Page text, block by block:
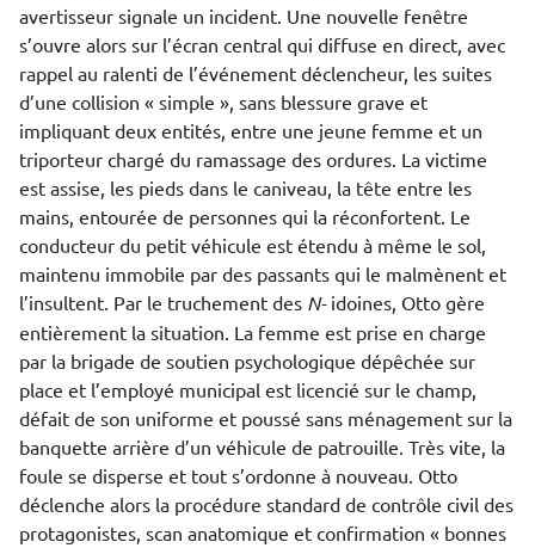
avertisseur signale un incident. Une nouvelle fenêtre
s’ouvre alors sur l’écran central qui diffuse en direct, avec
rappel au ralenti de l’événement déclencheur, les suites
d’une collision « simple », sans blessure grave et
impliquant deux entités, entre une jeune femme et un
triporteur chargé du ramassage des ordures. La victime
est assise, les pieds dans le caniveau, la tête entre les
mains, entourée de personnes qui la réconfortent. Le
conducteur du petit véhicule est étendu à même le sol,
maintenu immobile par des passants qui le malmènent et
l’insultent. Par le truchement des N-idoines, Otto gère
entièrement la situation. La femme est prise en charge
par la brigade de soutien psychologique dépêchée sur
place et l’employé municipal est licencié sur le champ,
défait de son uniforme et poussé sans ménagement sur la
banquette arrière d’un véhicule de patrouille. Très vite, la
foule se disperse et tout s’ordonne à nouveau. Otto
déclenche alors la procédure standard de contrôle civil des
protagonistes, scan anatomique et confirmation « bonnes